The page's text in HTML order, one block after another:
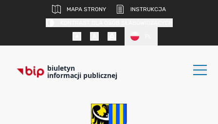
MAPA STRONY
INSTRUKCJA
biuletyn
informacji publicznej